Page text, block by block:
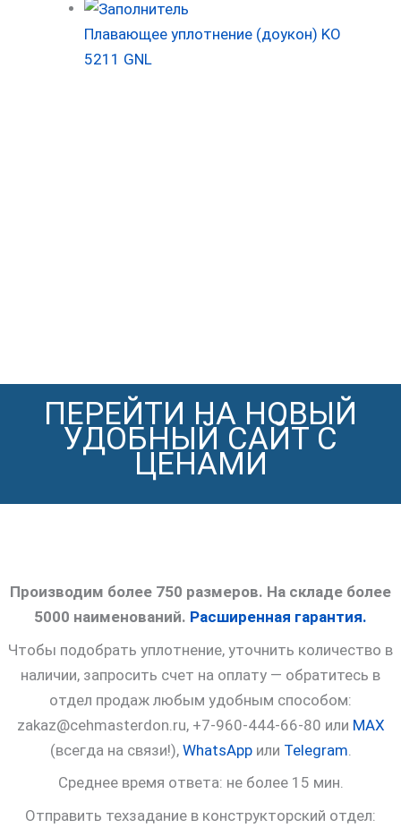
Плавающее уплотнение (доукон) KO
5211 GNL
ПЕРЕЙТИ НА НОВЫЙ
УДОБНЫЙ САЙТ С
ЦЕНАМИ
Производим более 750 размеров. На складе более
5000 наименований. Расширенная гарантия.
Чтобы подобрать уплотнение, уточнить количество в
наличии, запросить счет на оплату — обратитесь в
отдел продаж любым удобным способом:
zakaz@cehmasterdon.ru, +7-960-444-66-80 или MAX
(всегда на связи!), WhatsAppили Telegram
Среднее время ответа: не более 15 мин.
Отправить техзадание в конструкторский отдел: